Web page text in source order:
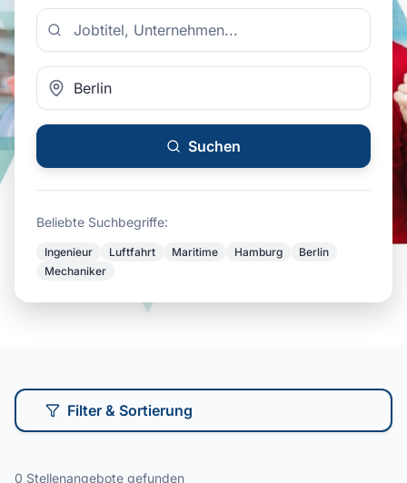
Suchen
Beliebte Suchbegriffe:
Ingenieur Luftfahrt Maritime Hamburg
Berlin
Mechaniker
Filter & Sortierung
0 Stellenangebote gefunden